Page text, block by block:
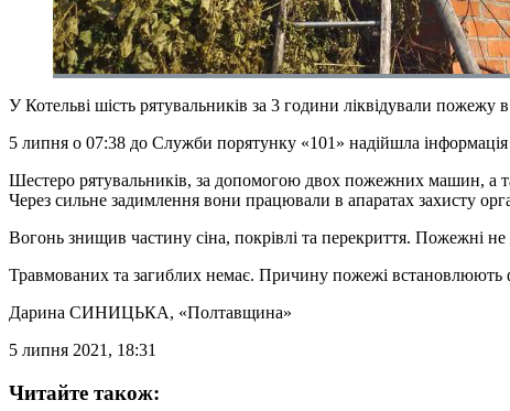
У Котельві шість рятувальників за 3 години ліквідували пожежу в
5 липня о 07:38 до Служби порятунку «101» надійшла
Шестеро рятувальників, за допомогою двох пожежних машин, а
Через сильне задимлення вони працювали в апаратах захисту
Вогонь знищив частину сіна, покрівлі та перекриття. Пожежні
Травмованих та загиблих немає. Причину пожежі встановлюють
Дарина СИНИЦЬКА, «Полтавщина»
5 липня 2021, 18:31
Читайте також: